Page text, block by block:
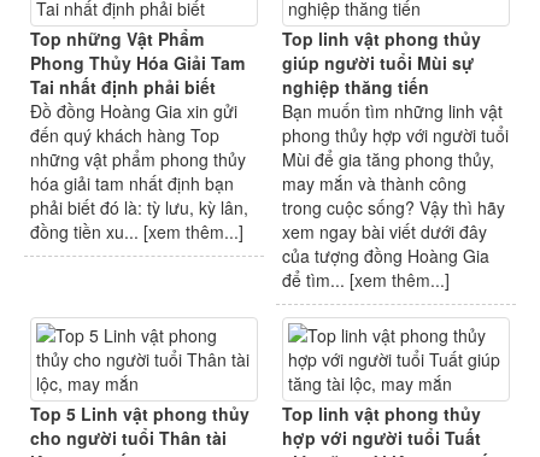
Top những Vật Phẩm
Phong Thủy Hóa Giải Tam
Tai nhất định phải biết
Đồ đồng Hoàng Gia xin gửi
đến quý khách hàng Top
những vật phẩm phong thủy
hóa giải tam nhất định bạn
phải biết đó là: tỳ lưu, kỳ lân,
đồng tiền xu... [xem thêm...]
Top linh vật phong thủy
giúp người tuổi Mùi sự
nghiệp thăng tiến
Bạn muốn tìm những linh vật
phong thủy hợp với người tuổi
Mùi để gia tăng phong thủy,
may mắn và thành công
trong cuộc sống? Vậy thì hãy
xem ngay bài viết dưới đây
của tượng đồng Hoàng Gia
để tìm... [xem thêm...]
Top 5 Linh vật phong thủy
cho người tuổi Thân tài
Top linh vật phong thủy
hợp với người tuổi Tuất